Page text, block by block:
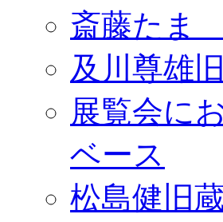
斎藤たま
及川尊雄
展覧会に
ベース
松島健旧